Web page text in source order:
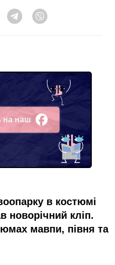
Twitter Telegram
на наш
в костюмі
новорічний кліп.
мавпи, півня та